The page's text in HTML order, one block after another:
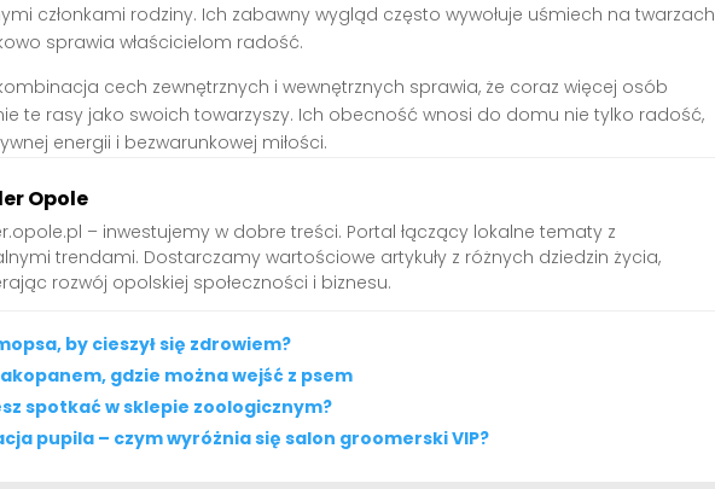
członkami rodziny. Ich zabawny wygląd często wywołuje uśmiech na twarzach
sprawia właścicielom radość.
cech zewnętrznych i wewnętrznych sprawia, że coraz więcej osób
te rasy jako swoich towarzyszy. Ich obecność wnosi do domu nie tylko radość,
energii i bezwarunkowej miłości.
Opole
– inwestujemy w dobre treści. Portal łączący lokalne tematy z
trendami. Dostarczamy wartościowe artykuły z różnych dziedzin życia,
rozwój opolskiej społeczności i biznesu.
by cieszył się zdrowiem?
gdzie można wejść z psem
spotkać w sklepie zoologicznym?
pupila – czym wyróżnia się salon groomerski VIP?